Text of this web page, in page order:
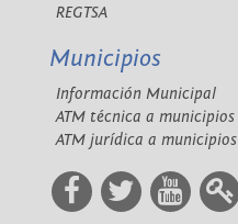
REGTSA
Municipios
Información Municipal
ATM técnica a municipios
ATM jurídica a municipios